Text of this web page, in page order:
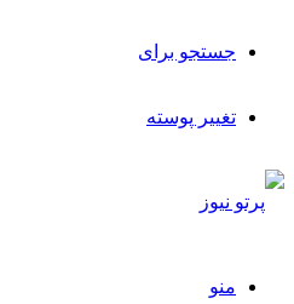
جستجو برای
تغییر پوسته
منو